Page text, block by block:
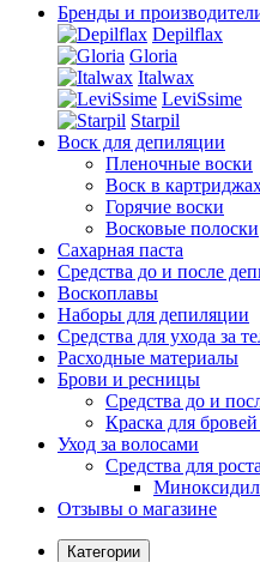
Бренды и
Depilflax
Gloria
Italwax
LeviSsime
Starpil
Воск для депиляции
Пленочные воски
Воск в
Горячие воски
Восковые полоски
Сахарная паста
Средства до и после
Воскоплавы
Наборы для депиляции
Средства для ухода за
Расходные материалы
Брови и ресницы
Средства до и
Краска для
Уход за волосами
Средства для
Миноксидил
Отзывы о магазине
Категории